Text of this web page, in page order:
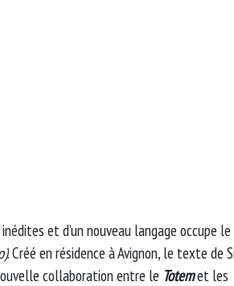
inédites et d’un nouveau langage occupe
. Créé en résidence à Avignon, le texte de
collaboration entre le Totemet les